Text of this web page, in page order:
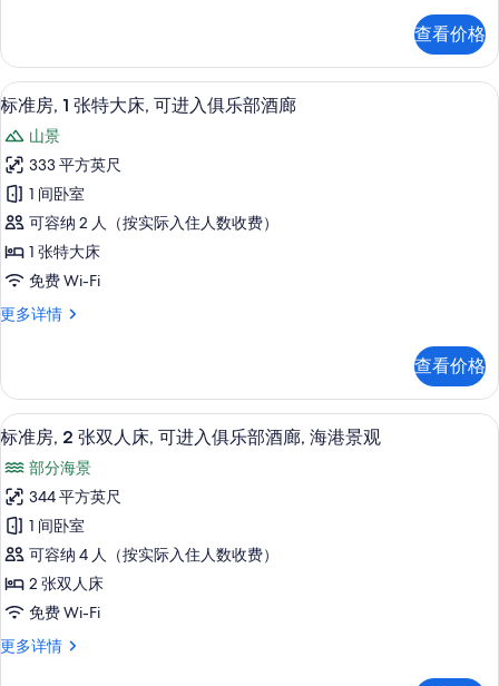
的
所
有
照
片
张
特
大
更
多
信
息
查看价格
显
示
标
准
房,
1
张
特
大
可
进
入
俱
乐
部
酒
廊
的
所
淋浴设施、大花洒淋浴喷头、免费洗
7
标准房, 1 张特大床, 可进入俱乐部酒廊
山景
333 平方英尺
1 间卧室
可容纳 2 人（按实际入住人数收费）
1 张特大床
免费 Wi-Fi
更多详情
标
张
特
大
可
进
入
俱
乐
部
酒
廊
多
查看价格
显
标
准
房,
2
张
双
人
迷你吧、客房内保险箱、办公桌、笔
5
标准房, 2 张双人床, 可进入俱乐部酒廊, 海港景观
部分海景
344 平方英尺
1 间卧室
可容纳 4 人（按实际入住人数收费）
2 张双人床
免费 Wi-Fi
更多详情
标